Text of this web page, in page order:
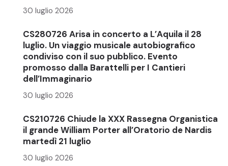
30 luglio 2026
CS280726 Arisa in concerto a L’Aquila il 28
luglio. Un viaggio musicale autobiografico
condiviso con il suo pubblico. Evento
promosso dalla Barattelli per I Cantieri
dell’Immaginario
30 luglio 2026
CS210726 Chiude la XXX Rassegna Organistica
il grande William Porter all’Oratorio de Nardis
martedì 21 luglio
30 luglio 2026